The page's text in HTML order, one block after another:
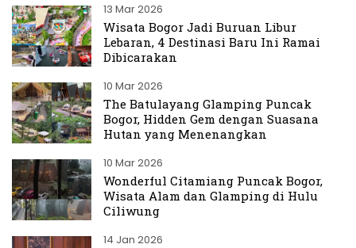
13 Mar 2026
Wisata Bogor Jadi Buruan Libur
Lebaran, 4 Destinasi Baru Ini Ramai
Dibicarakan
10 Mar 2026
The Batulayang Glamping Puncak
Bogor, Hidden Gem dengan Suasana
Hutan yang Menenangkan
10 Mar 2026
Wonderful Citamiang Puncak Bogor,
Wisata Alam dan Glamping di Hulu
Ciliwung
14 Jan 2026